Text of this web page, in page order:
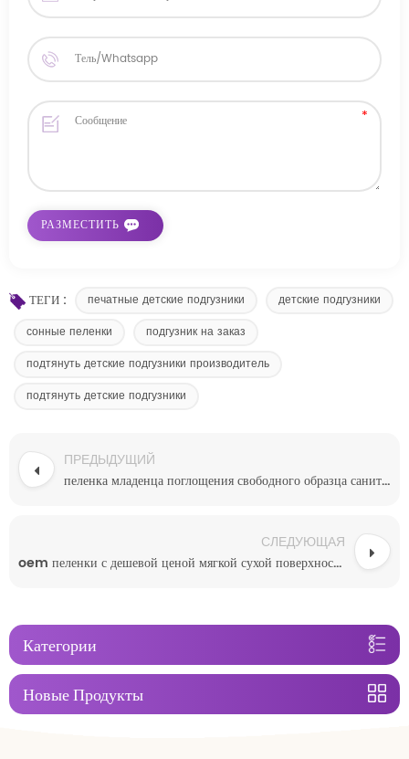
ТЕГИ : печатные детские подгузники
детские подгузники
сонные пеленки
подгузник на заказ
подтянуть детские подгузники производитель
подтянуть детские подгузники
ПРЕДЫДУЩИЙ
пеленка младенца поглощения свободного образца санитарная пеленки сделанная в фарфоре
СЛЕДУЮЩАЯ
oem пеленки с дешевой ценой мягкой сухой поверхности пеленки милые подгузники
Категории
Новые Продукты